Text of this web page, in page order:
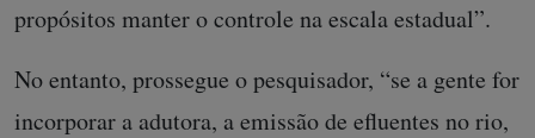
propósitos manter o controle na escala estadual”.
No entanto, prossegue o pesquisador, “se a gente for
incorporar a adutora, a emissão de efluentes no rio,